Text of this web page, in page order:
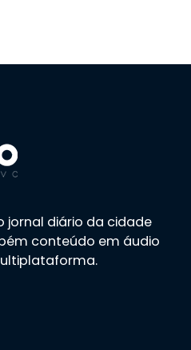
jornal diário da cidade
conteúdo em áudio